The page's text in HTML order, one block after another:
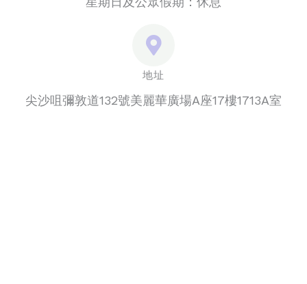
地址
尖沙咀彌敦道132號美麗華廣場A座17樓1713A室